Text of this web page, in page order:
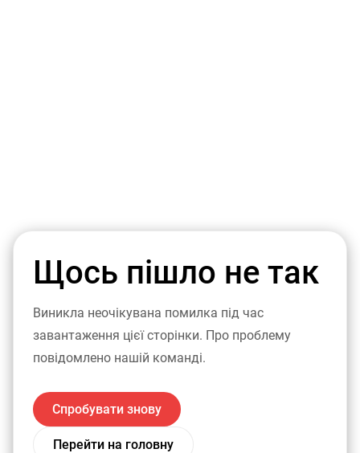
Щось пішло не так
Виникла неочікувана помилка під час
завантаження цієї сторінки. Про проблему
повідомлено нашій команді.
Спробувати знову
Перейти на головну